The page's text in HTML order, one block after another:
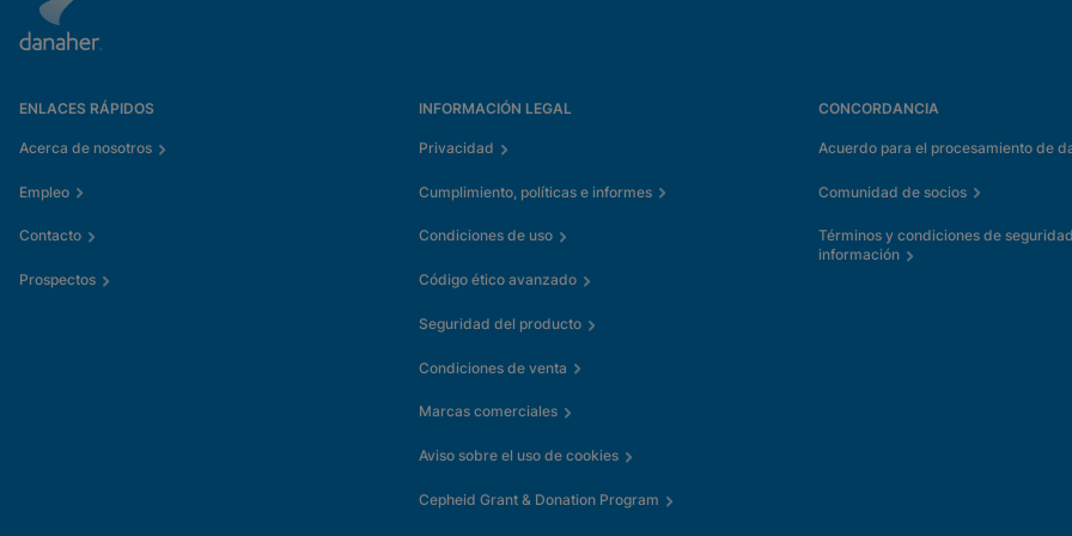
ENLACES RÁPIDOS
Acerca de nosotros
Empleo
Contacto
Prospectos
INFORMACIÓN LEGAL
Privacidad
Cumplimiento, políticas e informes
Condiciones de uso
Código ético avanzado
Seguridad del producto
Condiciones de venta
Marcas comerciales
Aviso sobre el uso de cookies
Cepheid Grant & Donation Program
CONCORDANCIA
Acuerdo para el procesamiento de
Comunidad de socios
Términos y condiciones de
información